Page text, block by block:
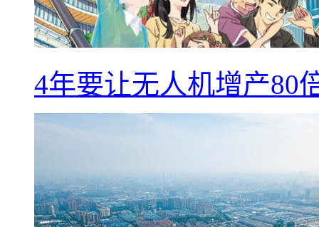
4年要让无人机增产80